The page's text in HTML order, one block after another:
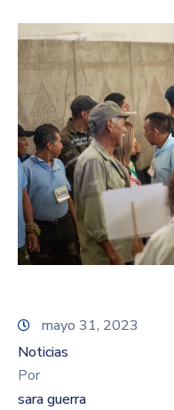
mayo 31, 2023
Noticias
Por
sara guerra